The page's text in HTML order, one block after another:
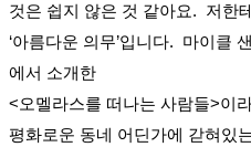
것은 쉽지 않은 것 같아요. 저한
‘아름다운 의무’입니다. 마이클
에서 소개한
<오멜라스를 떠나는 사람들>이
평화로운 동네 어딘가에 갇혀있